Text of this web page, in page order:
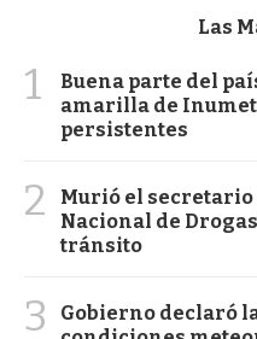
Las
1
Buena parte del
amarilla de
persistentes
2
Murió el secretario
Nacional de
tránsito
3
Gobierno declaró